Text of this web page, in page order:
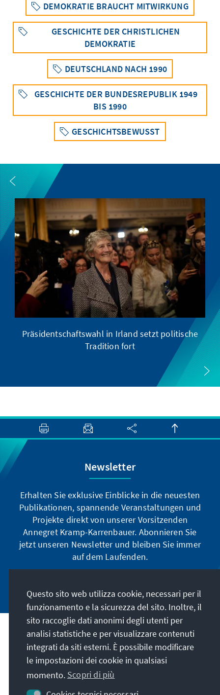
DEMOKRATIE BRAUCHT MITWIRKUNG
GESCHICHTE DER CHRISTLICHEN
DEMOKRATIE
DEUTSCHLAND NACH 1990
GESCHICHTE DER BUNDESREPUBLIK 1949
BIS 1990
GESCHICHTSBEWUSST
Präsidentschaftswahl in Irland setzt politische
Tradition fort
Newsletter
Erhalten Sie exklusive Einblicke in die neuesten
Publikationen, spannende Veranstaltungen und
Projekte direkt von unserer Vorsitzenden
Annegret Kramp-Karrenbauer. Abonnieren Sie
jetzt unseren Newsletter und bleiben Sie immer
auf dem Laufenden.
La nostra missione
Contatto
Altre offerte della fondazione
Questo sito web utilizza cookie, necessari per il
funzionamento e la sicurezza del sito. Inoltre, il
sito raccoglie dati anonimi degli utenti per
analisi statistiche e per visualizzare contenuti
integrati da siti esterni. È possibile modificare
le impostazioni dei cookie in qualsiasi
momento. Scopri di più